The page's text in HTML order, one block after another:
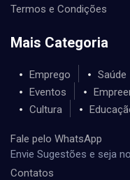
Termos e Condições
Mais Categoria
Emprego Saúde
Eventos
Cultura
Fale pelo WhatsApp
Envie Sugestões e seja
Contatos